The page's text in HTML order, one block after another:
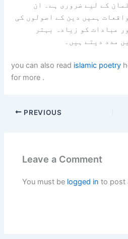
کے لیے ضروری ہے۔ ان
ہمیں دین کے اصولوں کی
عبادات کو زیادہ بہتر
مدد دیتے ہیں۔
you can also read islamic poetry
for more .
PREVIOUS
Leave a Comment
You must be logged in to post